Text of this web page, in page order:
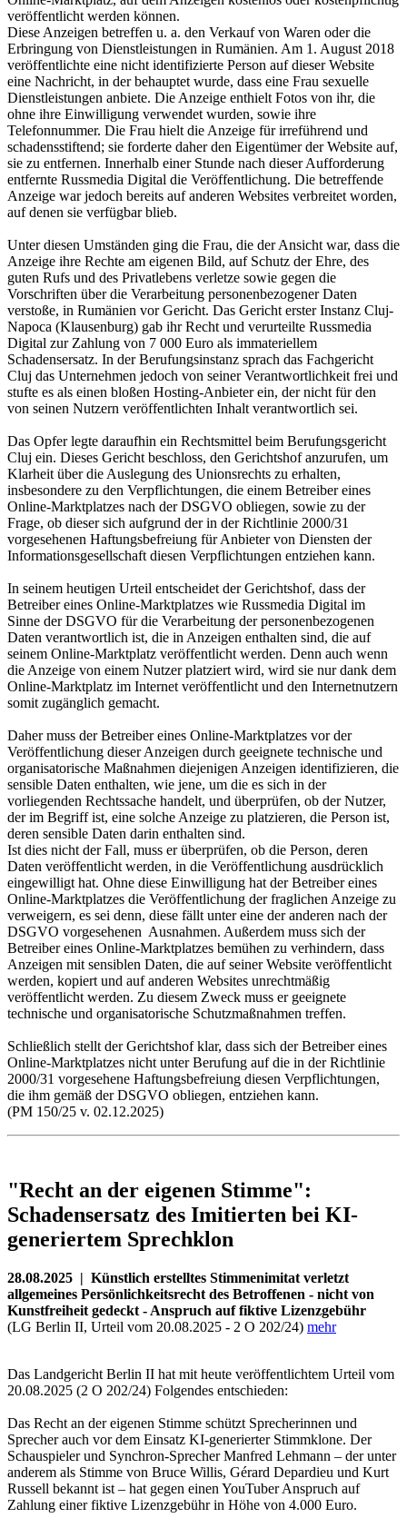
veröffentlicht werden können.
Diese Anzeigen betreffen u. a. den Verkauf von Waren oder die
Erbringung von Dienstleistungen in Rumänien. Am 1. August 2018
veröffentlichte eine nicht identifizierte Person auf dieser Website
eine Nachricht, in der behauptet wurde, dass eine Frau sexuelle
Dienstleistungen anbiete. Die Anzeige enthielt Fotos von ihr, die
ohne ihre Einwilligung verwendet wurden, sowie ihre
Telefonnummer. Die Frau hielt die Anzeige für irreführend und
schadensstiftend; sie forderte daher den Eigentümer der Website auf,
sie zu entfernen. Innerhalb einer Stunde nach dieser Aufforderung
entfernte Russmedia Digital die Veröffentlichung. Die betreffende
Anzeige war jedoch bereits auf anderen Websites verbreitet worden,
auf denen sie verfügbar blieb.
Unter diesen Umständen ging die Frau, die der Ansicht war, dass die
Anzeige ihre Rechte am eigenen Bild, auf Schutz der Ehre, des
guten Rufs und des Privatlebens verletze sowie gegen die
Vorschriften über die Verarbeitung personenbezogener Daten
verstoße, in Rumänien vor Gericht. Das Gericht erster Instanz Cluj-
Napoca (Klausenburg) gab ihr Recht und verurteilte Russmedia
Digital zur Zahlung von 7 000 Euro als immateriellem
Schadensersatz. In der Berufungsinstanz sprach das Fachgericht
Cluj das Unternehmen jedoch von seiner Verantwortlichkeit frei und
stufte es als einen bloßen Hosting-Anbieter ein, der nicht für den
von seinen Nutzern veröffentlichten Inhalt verantwortlich sei.
Das Opfer legte daraufhin ein Rechtsmittel beim Berufungsgericht
Cluj ein. Dieses Gericht beschloss, den Gerichtshof anzurufen, um
Klarheit über die Auslegung des Unionsrechts zu erhalten,
insbesondere zu den Verpflichtungen, die einem Betreiber eines
Online-Marktplatzes nach der DSGVO obliegen, sowie zu der
Frage, ob dieser sich aufgrund der in der Richtlinie 2000/31
vorgesehenen Haftungsbefreiung für Anbieter von Diensten der
Informationsgesellschaft diesen Verpflichtungen entziehen kann.
In seinem heutigen Urteil entscheidet der Gerichtshof, dass der
Betreiber eines Online-Marktplatzes wie Russmedia Digital im
Sinne der DSGVO für die Verarbeitung der personenbezogenen
Daten verantwortlich ist, die in Anzeigen enthalten sind, die auf
seinem Online-Marktplatz veröffentlicht werden. Denn auch wenn
die Anzeige von einem Nutzer platziert wird, wird sie nur dank dem
Online-Marktplatz im Internet veröffentlicht und den Internetnutzern
somit zugänglich gemacht.
Daher muss der Betreiber eines Online-Marktplatzes vor der
Veröffentlichung dieser Anzeigen durch geeignete technische und
organisatorische Maßnahmen diejenigen Anzeigen identifizieren, die
sensible Daten enthalten, wie jene, um die es sich in der
vorliegenden Rechtssache handelt, und überprüfen, ob der Nutzer,
der im Begriff ist, eine solche Anzeige zu platzieren, die Person ist,
deren sensible Daten darin enthalten sind.
Ist dies nicht der Fall, muss er überprüfen, ob die Person, deren
Daten veröffentlicht werden, in die Veröffentlichung ausdrücklich
eingewilligt hat. Ohne diese Einwilligung hat der Betreiber eines
Online-Marktplatzes die Veröffentlichung der fraglichen Anzeige zu
verweigern, es sei denn, diese fällt unter eine der anderen nach der
DSGVO vorgesehenen Ausnahmen. Außerdem muss sich der
Betreiber eines Online-Marktplatzes bemühen zu verhindern, dass
Anzeigen mit sensiblen Daten, die auf seiner Website veröffentlicht
werden, kopiert und auf anderen Websites unrechtmäßig
veröffentlicht werden. Zu diesem Zweck muss er geeignete
technische und organisatorische Schutzmaßnahmen treffen.
Schließlich stellt der Gerichtshof klar, dass sich der Betreiber eines
Online-Marktplatzes nicht unter Berufung auf die in der Richtlinie
2000/31 vorgesehene Haftungsbefreiung diesen Verpflichtungen,
die ihm gemäß der DSGVO obliegen, entziehen kann.
(PM 150/25 v. 02.12.2025)
"Recht an der eigenen Stimme":
Schadensersatz des Imitierten bei KI-
generiertem Sprechklon
28.08.2025 | Künstlich erstelltes Stimmenimitat verletzt
allgemeines Persönlichkeitsrecht des Betroffenen - nicht von
Kunstfreiheit gedeckt - Anspruch auf fiktive Lizenzgebühr
(LG Berlin II, Urteil vom 20.08.2025 - 2 O 202/24) mehr
Das Landgericht Berlin II hat mit heute veröffentlichtem Urteil vom
20.08.2025 (2 O 202/24) Folgendes entschieden:
Das Recht an der eigenen Stimme schützt Sprecherinnen und
Sprecher auch vor dem Einsatz KI-generierter Stimmklone. Der
Schauspieler und Synchron-Sprecher Manfred Lehmann – der unter
anderem als Stimme von Bruce Willis, Gérard Depardieu und Kurt
Russell bekannt ist – hat gegen einen YouTuber Anspruch auf
Zahlung einer fiktive Lizenzgebühr in Höhe von 4.000 Euro.